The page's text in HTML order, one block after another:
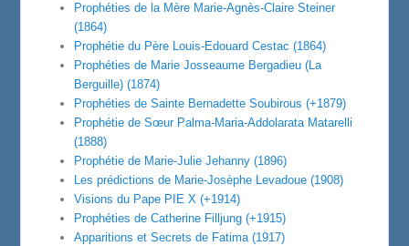
Prophéties de la Mère Marie-Agnès-Claire Steiner
(1864)
Prophétie du Père Louis-Edouard Cestac (1864)
Prophéties de Marie Josseaume Bergadieu (La
Berguille) (1874)
Prophéties de Sainte Bernadette Soubirous (+1879)
Prophétie de Sœur Palma-Maria-Addolarata Matarelli
(1888)
Prophétie de Marie-Julie Jehanny (1896)
Les prédictions de Marie-Josèphe Levadoue (1908)
Visions du Pape PIE X (+1914)
Prophéties de Catherine Filljung (+1915)
Apparitions et Secrets de Fatima (1917)